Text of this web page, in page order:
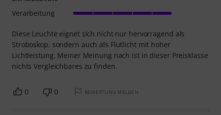
Diese Leuchte eignet sich nicht nur hervorragend als
Stroboskop, sondern auch als Flutlicht mit hoher
Lichtleistung. Meiner Meinung nach ist in dieser Preisklasse
nichts Vergleichbares zu finden.
Verarbeitung
0 0 BEWERTUNG MELDEN